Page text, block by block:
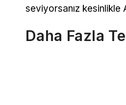
seviyorsanız kesinlikle
Daha Fazla